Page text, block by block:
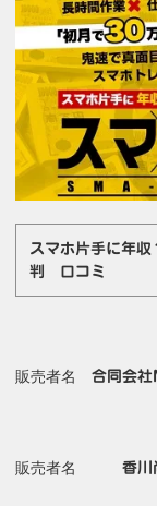
スマホ片手に年
判 口コミ
販売者名合同会
販売者名香川